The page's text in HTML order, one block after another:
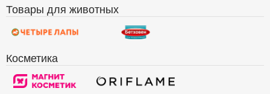
Товары для животных
Косметика